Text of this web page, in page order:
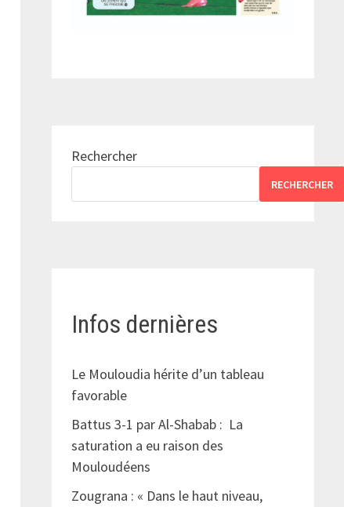
Rechercher
RECHERCHER
Infos dernières
Le Mouloudia hérite d’un tableau
favorable
Battus 3-1 par Al-Shabab : La
saturation a eu raison des
Mouloudéens
Zougrana : « Dans le haut niveau,